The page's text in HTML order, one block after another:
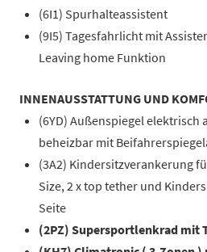
(6I1) Spurhalteassistent
(9I5) Tagesfahrlicht mit
Leaving home Funktion
INNENAUSSTATTUNG UND
(6YD) Außenspiegel elektrisch
beheizbar mit
(3A2) Kindersitzverankerung
Size, 2 x top tether und
Seite
(2PZ) Supersportlenkrad mit